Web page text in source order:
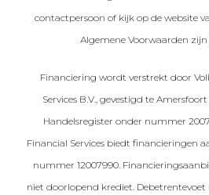
contactpersoon of kijk op de website
Algemene Voorwaarden zijn
Financiering wordt verstrekt door
Services B.V., gevestigd te
Handelsregister onder nummer
Financial Services biedt financieringen
nummer 12007990.
niet doorlopend krediet. Debetrentevoet